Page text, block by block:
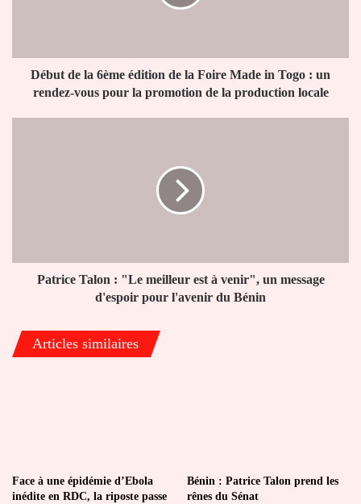
Made
Togo
locale
Début de la 6ème édition de la Foire Made in Togo : un
rendez-vous pour la promotion de la production locale
un
message
l'avenir
du
Patrice Talon : "Le meilleur est à venir", un message
d'espoir pour l'avenir du Bénin
Articles similaires
Face à une épidémie d’Ebola
inédite en RDC, la riposte passe
Bénin : Patrice Talon prend les
rênes du Sénat